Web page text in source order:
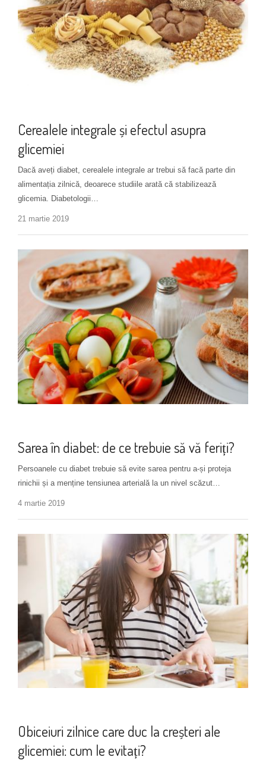
Cerealele integrale și efectul asupra
glicemiei
Dacă aveți diabet, cerealele integrale ar trebui să facă parte din
alimentația zilnică, deoarece studiile arată că stabilizează
glicemia. Diabetologii…
21 martie 2019
Sarea în diabet: de ce trebuie să vă feriți?
Persoanele cu diabet trebuie să evite sarea pentru a-și proteja
rinichii și a menține tensiunea arterială la un nivel scăzut…
4 martie 2019
Obiceiuri zilnice care duc la creșteri ale
glicemiei: cum le evitați?